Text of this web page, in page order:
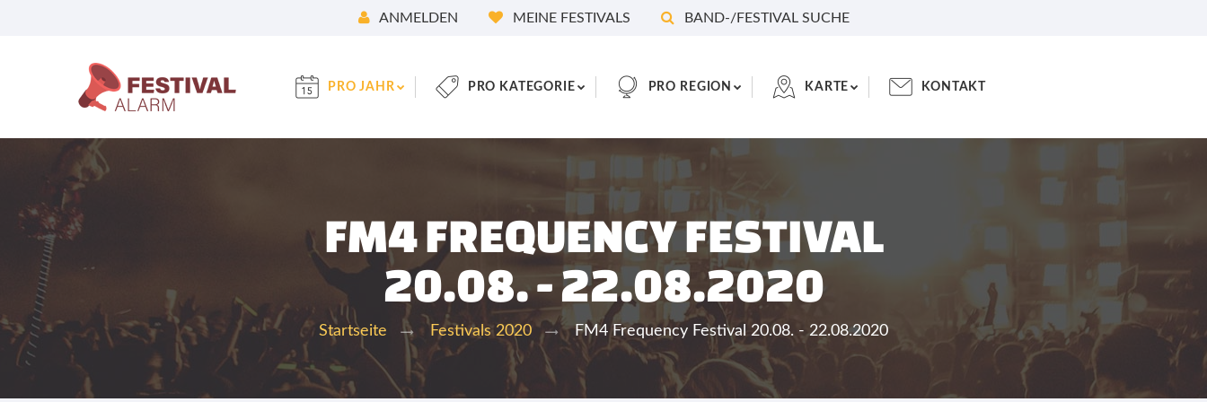
ANMELDEN MEINE FESTIVALS BAND-/FESTIVAL SUCHE
PRO JAHR PRO KATEGORIE PRO REGION KARTE KONTAKT
FM4 FREQUENCY FESTIVAL
20.08. - 22.08.2020
Startseite Festivals 2020 FM4 Frequency Festival 20.08. - 22.08.2020